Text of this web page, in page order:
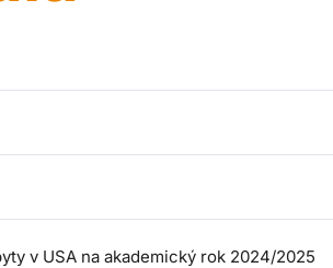
v USA na akademický rok 2024/2025